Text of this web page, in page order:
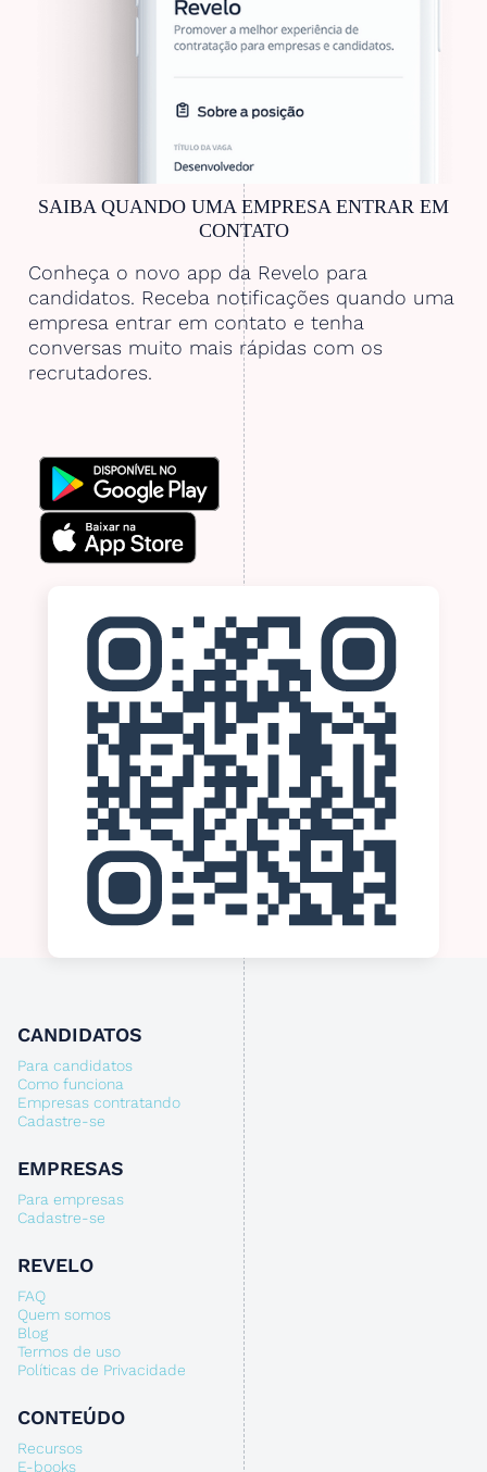
SAIBA QUANDO UMA EMPRESA ENTRAR EM
CONTATO
Conheça o novo app da Revelo para
candidatos. Receba notificações quando uma
empresa entrar em contato e tenha
conversas muito mais rápidas com os
recrutadores.
CANDIDATOS
Para candidatos
Como funciona
Empresas contratando
Cadastre-se
EMPRESAS
Para empresas
Cadastre-se
REVELO
FAQ
Quem somos
Blog
Termos de uso
Políticas de Privacidade
CONTEÚDO
Recursos
E-books